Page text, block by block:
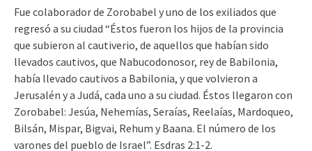
Fue colaborador de Zorobabel y uno de los exiliados que
regresó a su ciudad “Éstos fueron los hijos de la provincia
que subieron al cautiverio, de aquellos que habían sido
llevados cautivos, que Nabucodonosor, rey de Babilonia,
había llevado cautivos a Babilonia, y que volvieron a
Jerusalén y a Judá, cada uno a su ciudad. Éstos llegaron con
Zorobabel: Jesúa, Nehemías, Seraías, Reelaías, Mardoqueo,
Bilsán, Mispar, Bigvai, Rehum y Baana. El número de los
varones del pueblo de Israel”. Esdras 2:1-2.